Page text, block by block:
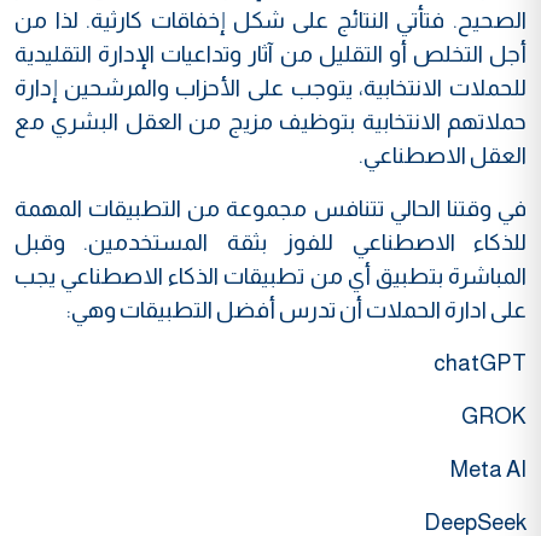
الصحيح. فتأتي النتائج على شكل إخفاقات كارثية. لذا من
أجل التخلص أو التقليل من آثار وتداعيات الإدارة التقليدية
للحملات الانتخابية، يتوجب على الأحزاب والمرشحين إدارة
حملاتهم الانتخابية بتوظيف مزيج من العقل البشري مع
العقل الاصطناعي.
في وقتنا الحالي تتنافس مجموعة من التطبيقات المهمة
للذكاء الاصطناعي للفوز بثقة المستخدمين. وقبل
المباشرة بتطبيق أي من تطبيقات الذكاء الاصطناعي يجب
على ادارة الحملات أن تدرس أفضل التطبيقات وهي:
chatGPT
GROK
Meta AI
DeepSeek